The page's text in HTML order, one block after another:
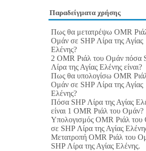
Παραδείγματα χρήσης
Πως θα μετατρέψω OMR
Ομάν σε SHP Λίρα της Αγίας
Ελένης?
2 OMR Ριάλ του Ομάν πόσα
Λίρα της Αγίας Ελένης είναι?
Πως θα υπολογίσω OMR
Ομάν σε SHP Λίρα της Αγίας
Ελένης?
Πόσα SHP Λίρα της Αγίας
είναι 1 OMR Ριάλ του Ομάν?
Υπολογισμός OMR Ριάλ
σε SHP Λίρα της Αγίας
Μετατροπή OMR Ριάλ του
SHP Λίρα της Αγίας Ελένης.